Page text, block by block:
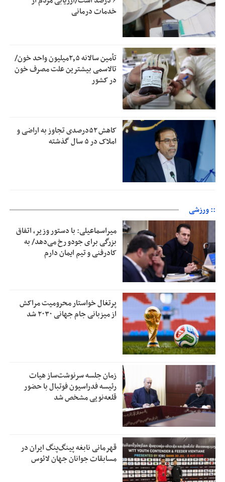
خدمات درمانی
تأمین سالانه ۲٫۵میلیون واحد خون/
تالاسمی بیشترین علت مصرف‌ خون
در کشور
کاهش ۵۲درصدی تجاوز به اراضی و
املاک در ۵ سال گذشته
:: ورزشی
میراسماعیلی: با دستور وزیر، اتفاق
بزرگی برای جودو رخ می‌دهد/ به
کادرفنی و تیم ایمان دارم
پرتغال خواستار محرومیت مراکش
از میزبانی جام جهانی ۲۰۳۰ شد
زمان جلسه سرنوشت‌ساز هیات
رئیسه فدراسیون فوتبال با حضور
قلعه‌نویی مشخص شد
قهرمانی نابغه پینگ‌پنگ ایران در
مسابقات جوانان جهان لائوس